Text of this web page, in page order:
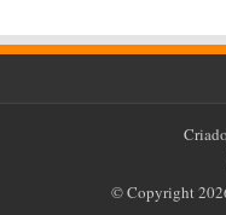
© Copyright